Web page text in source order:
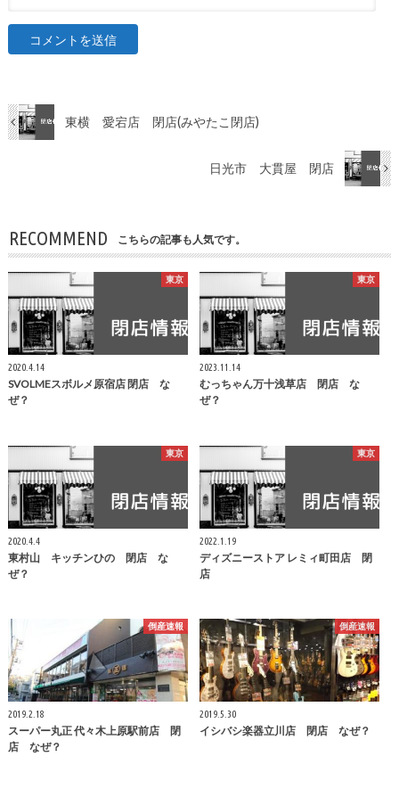
東横 愛宕店 閉店(みやたこ閉店)
日光市 大貫屋 閉店
RECOMMEND こちらの記事も人気です。
東京
2020.4.14
SVOLMEスボルメ原宿店 閉店 な
ぜ？
東京
2023.11.14
むっちゃん万十浅草店 閉店 な
ぜ？
東京
2020.4.4
東村山 キッチンひの 閉店 な
ぜ？
東京
2022.1.19
ディズニーストア レミィ町田店 閉
店
倒産速報
2019.2.18
スーパー丸正 代々木上原駅前店 閉
店 なぜ？
倒産速報
2019.5.30
イシバシ楽器立川店 閉店 なぜ？